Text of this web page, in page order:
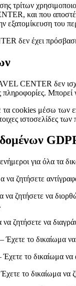
τρίτων
και που
εξατομίκευση του
δεν έχει
CENTER δεν
Μπορεί
cookies μέσω των
ιστοσελίδες
για όλα τα
να ζητήσετε
ζητήσετε να
ζητήσετε να
Έχετε το δικαίωμα
το δικαίωμα
το δικαίωμα